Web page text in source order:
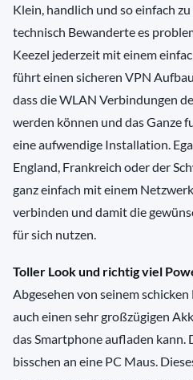
Klein, handlich und so einfach
technisch Bewanderte es
Keezel jederzeit mit einem
führt einen sicheren VPN
dass die WLAN Verbindungen
werden können und das Ganze
eine aufwendige Installation.
England, Frankreich oder der
ganz einfach mit einem
verbinden und damit die
für sich nutzen.
Toller Look und richtig viel
Abgesehen von seinem
auch einen sehr großzügigen
das Smartphone aufladen kann.
bisschen an eine PC Maus.